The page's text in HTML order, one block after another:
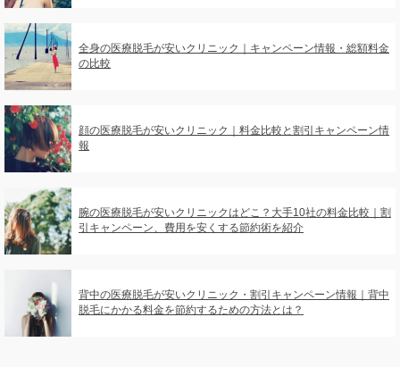
全身の医療脱毛が安いクリニック｜キャンペーン情報・総額料金
の比較
顔の医療脱毛が安いクリニック｜料金比較と割引キャンペーン情
報
腕の医療脱毛が安いクリニックはどこ？大手10社の料金比較｜割
引キャンペーン、費用を安くする節約術を紹介
背中の医療脱毛が安いクリニック・割引キャンペーン情報｜背中
脱毛にかかる料金を節約するための方法とは？